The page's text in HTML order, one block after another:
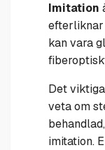
Imitation
efterliknar
kan vara
Det
veta om
imitation.